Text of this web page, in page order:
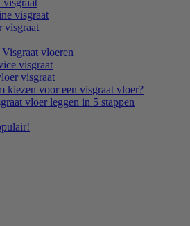
visgraat
visgraat
vloeren
visgraat
visgraat
kiezen voor een visgraat vloer?
vloer leggen in 5 stappen